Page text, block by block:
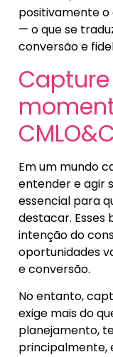
positivamente
— o que se
conversão e
Em um mundo
entender e agir
essencial para
destacar. Esses
intenção do
oportunidades
e conversão.
No entanto,
exige mais do
planejamento,
principalmente,